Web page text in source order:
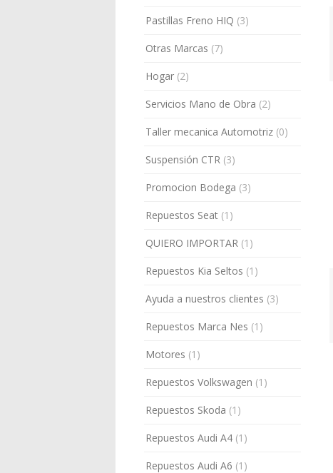
Pastillas Freno HIQ (3)
Otras Marcas (7)
Hogar (2)
Servicios Mano de Obra (2)
Taller mecanica Automotriz (0)
Suspensión CTR (3)
Promocion Bodega (3)
Repuestos Seat (1)
QUIERO IMPORTAR (1)
Repuestos Kia Seltos (1)
Ayuda a nuestros clientes (3)
Repuestos Marca Nes (1)
Motores (1)
Repuestos Volkswagen (1)
Repuestos Skoda (1)
Repuestos Audi A4 (1)
Repuestos Audi A6 (1)